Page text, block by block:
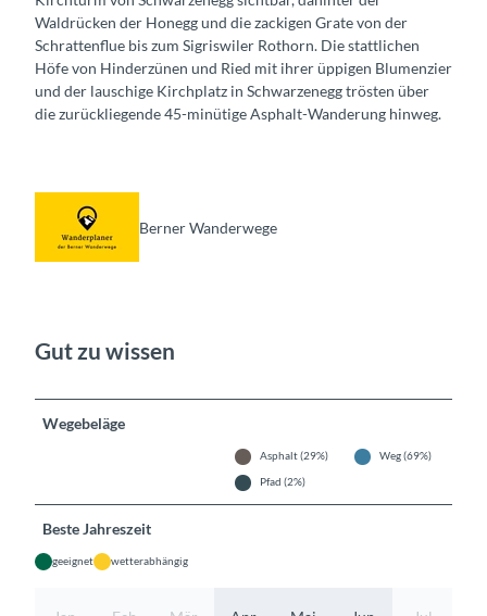
Waldrücken der Honegg und die zackigen Grate von der
Schrattenflue bis zum Sigriswiler Rothorn. Die stattlichen
Höfe von Hinderzünen und Ried mit ihrer üppigen Blumenzier
und der lauschige Kirchplatz in Schwarzenegg trösten über
die zurückliegende 45-minütige Asphalt-Wanderung hinweg.
Berner Wanderwege
Gut zu wissen
Wegebeläge
Asphalt (29%)
Weg (69%)
Pfad (2%)
Beste Jahreszeit
geeignet wetterabhängig